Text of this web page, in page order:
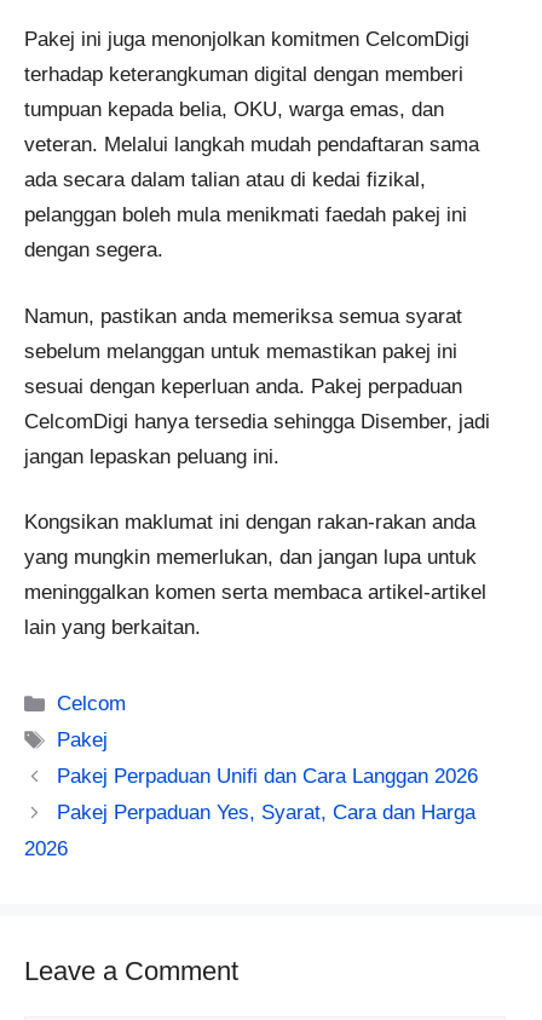
Pakej ini juga menonjolkan komitmen CelcomDigi
terhadap keterangkuman digital dengan memberi
tumpuan kepada belia, OKU, warga emas, dan
veteran. Melalui langkah mudah pendaftaran sama
ada secara dalam talian atau di kedai fizikal,
pelanggan boleh mula menikmati faedah pakej ini
dengan segera.
Namun, pastikan anda memeriksa semua syarat
sebelum melanggan untuk memastikan pakej ini
sesuai dengan keperluan anda. Pakej perpaduan
CelcomDigi hanya tersedia sehingga Disember, jadi
jangan lepaskan peluang ini.
Kongsikan maklumat ini dengan rakan-rakan anda
yang mungkin memerlukan, dan jangan lupa untuk
meninggalkan komen serta membaca artikel-artikel
lain yang berkaitan.
Categories
Celcom
Tags
Pakej
Pakej Perpaduan Unifi dan Cara Langgan 2026
Pakej Perpaduan Yes, Syarat, Cara dan Harga
2026
Leave a Comment